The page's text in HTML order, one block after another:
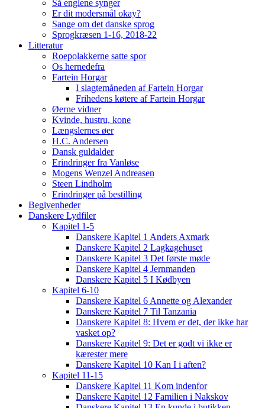
Så englene synger
Er dit modersmål okay?
Sange om det danske sprog
Sprogkræsen 1-16, 2018-22
Litteratur
Roepolakkerne satte spor
Os hernedefra
Fartein Horgar
I slagtemåneden af Fartein Horgar
Frihedens køtere af Fartein Horgar
Øerne vidner
Kvinde, hustru, kone
Længslernes øer
H.C. Andersen
Dansk guldalder
Erindringer fra Vanløse
Mogens Wenzel Andreasen
Steen Lindholm
Erindringer på bestilling
Begivenheder
Danskere Lydfiler
Kapitel 1-5
Danskere Kapitel 1 Anders Axmark
Danskere Kapitel 2 Lagkagehuset
Danskere Kapitel 3 Det første møde
Danskere Kapitel 4 Jernmanden
Danskere Kapitel 5 I Kødbyen
Kapitel 6-10
Danskere Kapitel 6 Annette og Alexander
Danskere Kapitel 7 Til Tanzania
Danskere Kapitel 8: Hvem er det, der ikke har
vasket op?
Danskere Kapitel 9: Det er godt vi ikke er
kærester mere
Danskere Kapitel 10 Kan I i aften?
Kapitel 11-15
Danskere Kapitel 11 Kom indenfor
Danskere Kapitel 12 Familien i Nakskov